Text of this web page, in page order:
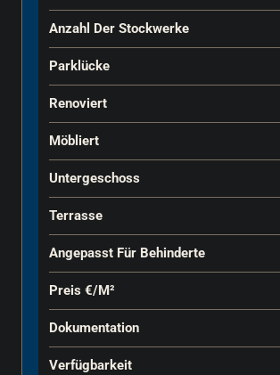
Anzahl Der Stockwerke
Parklücke
Renoviert
Möbliert
Untergeschoss
Terrasse
Angepasst Für Behinderte
Preis €‎/m²
Dokumentation
Verfügbarkeit